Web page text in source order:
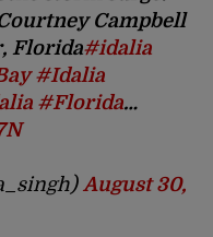
Campbell
Florida#idalia
#Idalia
#Florida…
August 30,